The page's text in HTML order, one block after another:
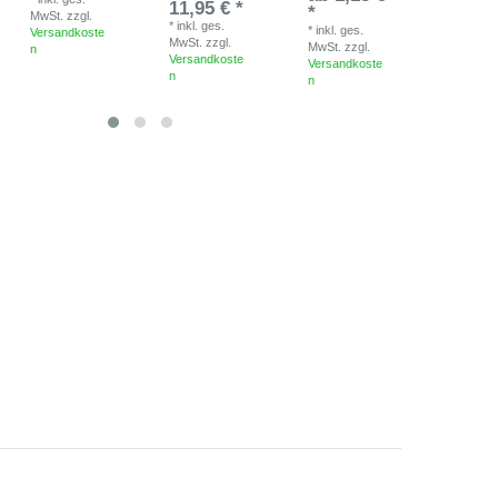
MwSt. zzgl.
Versandkoste
n
11,95 € *
*inkl. ges.
MwSt. zzgl.
Versandkoste
n
*
*inkl. ges.
MwSt. zzgl.
Versandkoste
n